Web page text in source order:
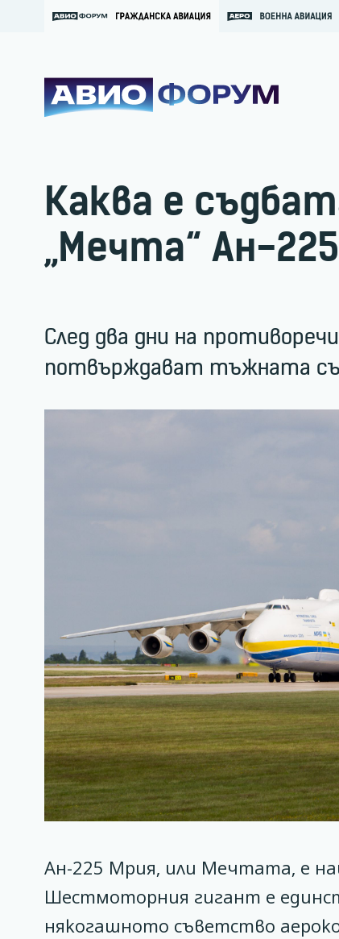
Каква е
„Мечта“ Ан-
След два дни на
потвърждават тъжната
Ан-225 Мрия, или Мечтата, е
Шестмоторния гигант е
някогашното съветство